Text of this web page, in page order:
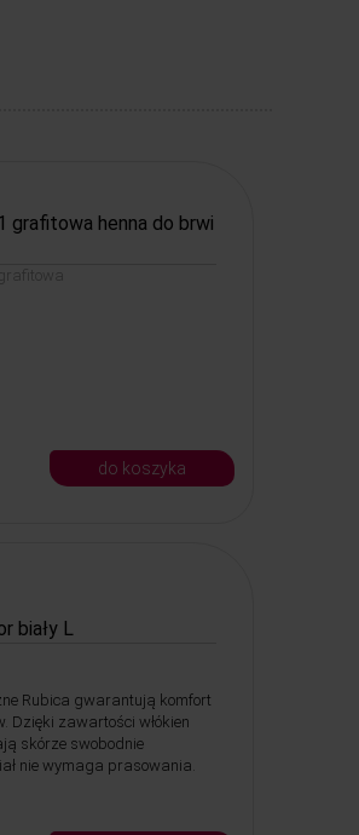
grafitowa henna do brwi
do koszyka
biały L
Rubica gwarantują komfort
Dzięki zawartości włókien
skórze swobodnie
nie wymaga prasowania.